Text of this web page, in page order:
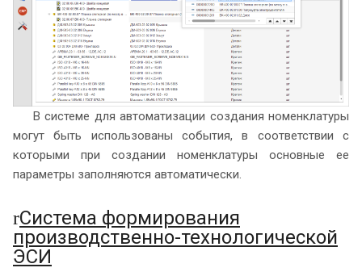
В системе для автоматизации создания номенклатуры
могут быть использованы события, в соответствии с
которыми при создании номенклатуры основные ее
параметры заполняются автоматически.
rСистема формирования
производственно-технологической
ЭСИ